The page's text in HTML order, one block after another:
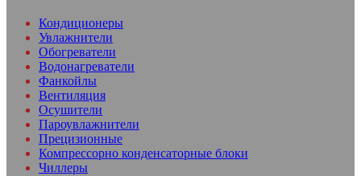
Кондиционеры
Увлажнители
Обогреватели
Водонагреватели
Фанкойлы
Вентиляция
Осушители
Пароувлажнители
Прецизионные
Компрессорно конденсаторные блоки
Чиллеры